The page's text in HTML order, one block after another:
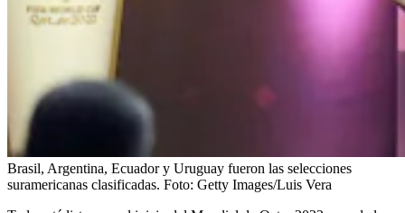
Brasil, Argentina, Ecuador y Uruguay fueron las selecciones
suramericanas clasificadas. Foto: Getty Images/Luis Vera